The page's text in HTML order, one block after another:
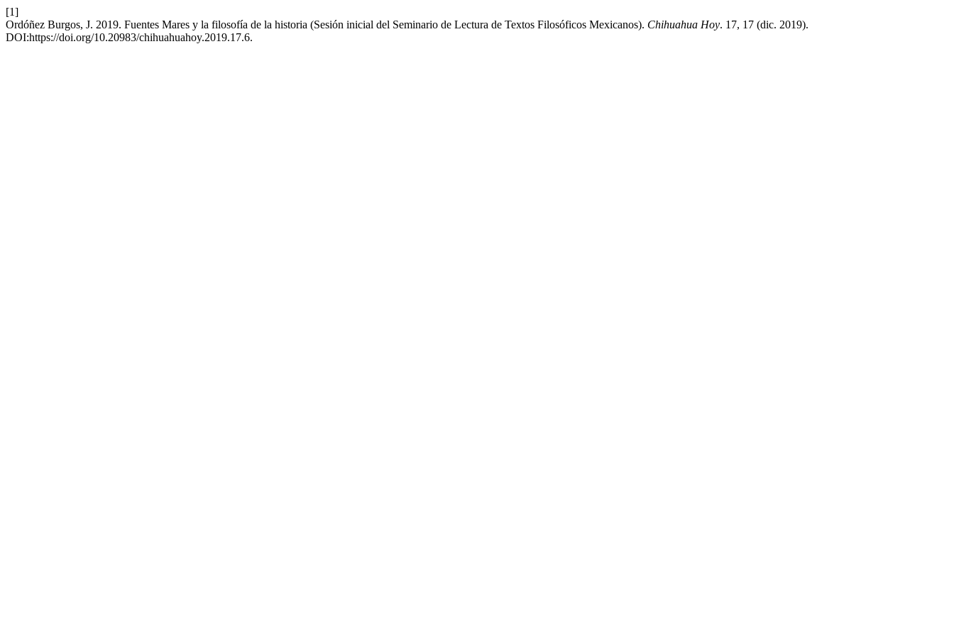
[1]
Ordóñez Burgos, J. 2019. Fuentes Mares y la filosofía de la historia (Sesión inicial del Seminario de Lectura de Textos Filosóficos Mexicanos). Chihuahua Hoy. 17, 17 (dic. 2019).
DOI:https://doi.org/10.20983/chihuahuahoy.2019.17.6.